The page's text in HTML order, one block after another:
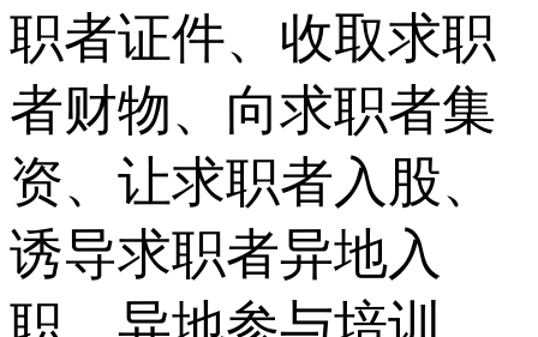
职者证件、收取求职
者财物、向求职者集
资、让求职者入股、
诱导求职者异地入